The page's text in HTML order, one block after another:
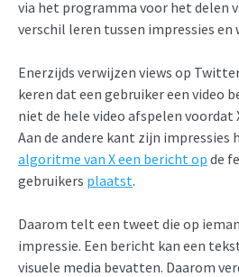
via het programma voor het delen
verschil leren tussen impressies en
Enerzijds verwijzen views op
keren dat een gebruiker een video
niet de hele video afspelen voordat
Aan de andere kant zijn impressies
algoritme van X een bericht op de
gebruikers plaatst.
Daarom telt een tweet die op
impressie. Een bericht kan een
visuele media bevatten. Daarom